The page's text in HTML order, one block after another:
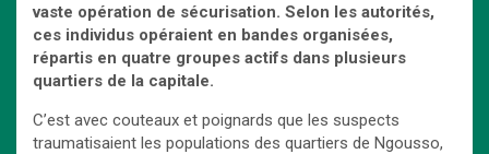
vaste opération de sécurisation. Selon les autorités,
ces individus opéraient en bandes organisées,
répartis en quatre groupes actifs dans plusieurs
quartiers de la capitale.
C’est avec couteaux et poignards que les suspects
traumatisaient les populations des quartiers de Ngousso,